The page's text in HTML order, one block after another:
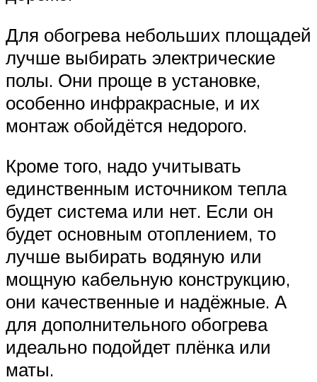
Для обогрева небольших площадей
лучше выбирать электрические
полы. Они проще в установке,
особенно инфракрасные, и их
монтаж обойдётся недорого.
Кроме того, надо учитывать
единственным источником тепла
будет система или нет. Если он
будет основным отоплением, то
лучше выбирать водяную или
мощную кабельную конструкцию,
они качественные и надёжные. А
для дополнительного обогрева
идеально подойдет плёнка или
маты.